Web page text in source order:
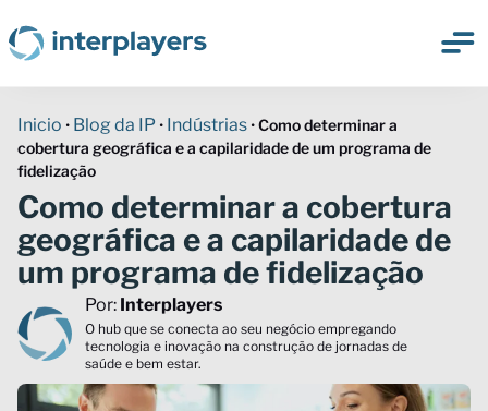
Inicio • Blog da IP • Indústrias •Como determinar a
cobertura geográfica e a capilaridade de um programa de
fidelização
Como determinar a cobertura
geográfica e a capilaridade de
um programa de fidelização
Por: Interplayers
O hub que se conecta ao seu negócio empregando
tecnologia e inovação na construção de jornadas de
saúde e bem estar.